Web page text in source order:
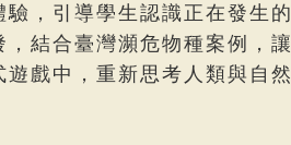
，引導學生認識正在發生
，結合臺灣瀕危物種案例，
遊戲中，重新思考人類與自